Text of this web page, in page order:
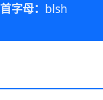
首字母： blsh